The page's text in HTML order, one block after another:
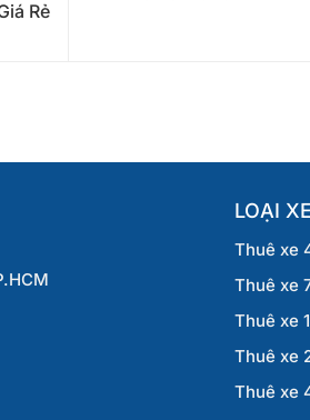
Rẻ
LOẠI XE
Thuê xe
Thuê xe
Thuê xe
Thuê xe
Thuê xe